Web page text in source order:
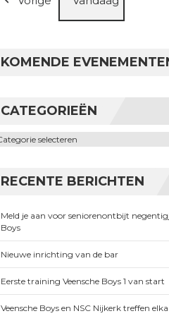
KOMENDE
CATEGORIEËN
RECENTE BERICHTEN
Meld je aan voor seniorenontbijt
Boys
Nieuwe inrichting van de bar
Eerste training Veensche Boys 1 van start
Veensche Boys en NSC Nijkerk treffen